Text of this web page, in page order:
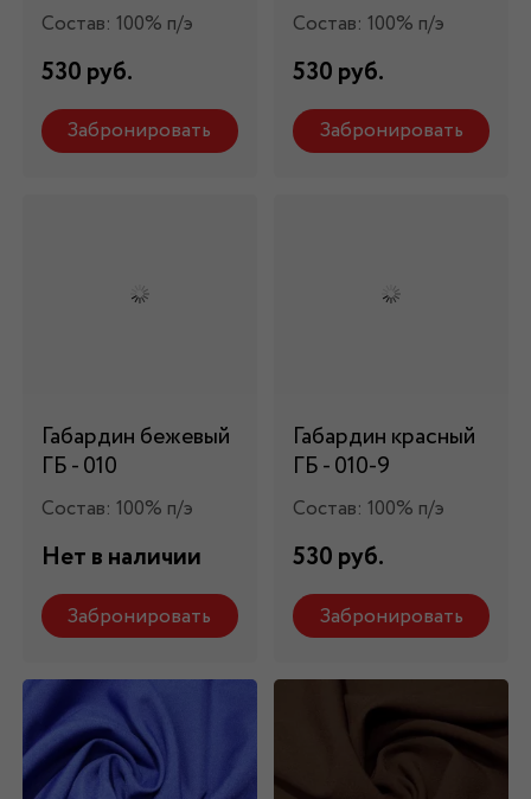
Состав: 100% п/э
530 руб.
Забронировать
Состав: 100% п/э
530 руб.
Забронировать
Габардин бежевый
ГБ - 010
Состав: 100% п/э
Нет в наличии
Забронировать
Габардин красный
ГБ - 010-9
Состав: 100% п/э
530 руб.
Забронировать